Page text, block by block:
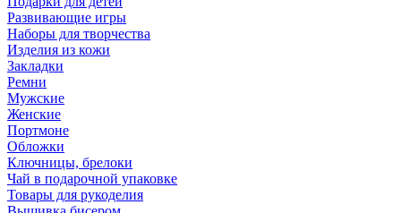
Развивающие игры
Наборы для творчества
Изделия из кожи
Закладки
Ремни
Мужские
Женские
Портмоне
Обложки
Ключницы, брелоки
Чай в подарочной упаковке
Товары для рукоделия